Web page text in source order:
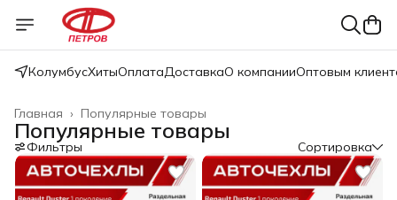
КолумбусХитыОплатаДоставкаО компанииОптовым
Популярные товары
Главная ›
Популярные товары
Фильтры Сортировка